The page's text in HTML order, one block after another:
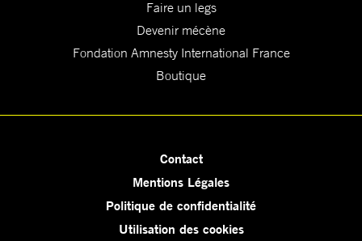
Faire un legs
Devenir mécène
Fondation Amnesty International France
Boutique
Contact
Mentions Légales
Politique de confidentialité
Utilisation des cookies